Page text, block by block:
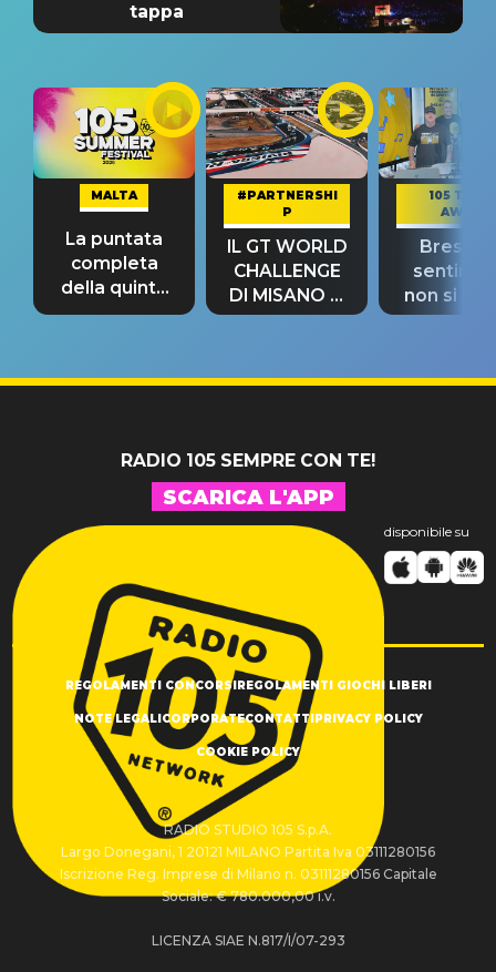
tappa
MALTA
La puntata
completa
della quinta
tappa
#PARTNERSHI
P
IL GT WORLD
CHALLENGE
DI MISANO si
riconferma
105 TAKE
AWAY
Bresh:
non si
fino alla
RADIO 105 SEMPRE CON TE!
SCARICA L'APP
disponibile su
REGOLAMENTI CONCORSIREGOLAMENTI GIOCHI LIBERI
NOTE LEGALICORPORATECONTATTIPRIVACY POLICY
COOKIE POLICY
RADIO STUDIO 105 S.p.A.
Largo Donegani, 1 20121 MILANO Partita Iva 03111280156
Iscrizione Reg. Imprese di Milano n. 03111280156 Capitale
Sociale: € 780.000,00 i.v.
LICENZA SIAE N.817/I/07-293